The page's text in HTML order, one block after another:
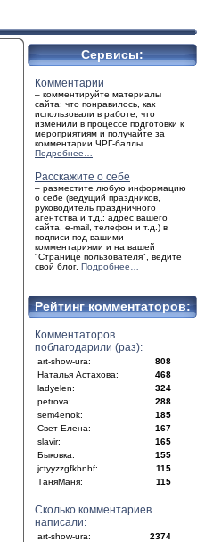
Сервисы:
Комментарии
– комментируйте материалы
сайта: что понравилось, как
использовали в работе, что
изменили в процессе подготовки к
мероприятиям и получайте за
комментарии ЧРГ-баллы.
Подробнее…
Расскажите о себе
– разместите любую информацию
о себе (ведущий праздников,
руководитель праздничного
агентства и т.д.; адрес вашего
сайта, e-mail, телефон и т.д.) в
подписи под вашими
комментариями и на вашей
"Странице пользователя", ведите
свой блог. Подробнее…
Рейтинг комментаторов:
Комментаторов
поблагодарили (раз):
art-show-ura:
808
Наталья Астахова:
468
ladyelen:
324
petrova:
288
sem4enok:
185
Свет Елена:
167
slavir:
165
Быковка:
155
jctyyzzgfkbnhf:
115
ТаняМаня:
115
Сколько комментариев
написали:
art-show-ura:
2374